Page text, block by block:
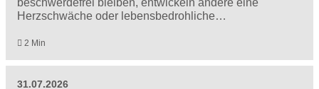
beschwerdefrei bleiben, entwickeln andere eine
Herzschwäche oder lebensbedrohliche…
2 Min
31.07.2026